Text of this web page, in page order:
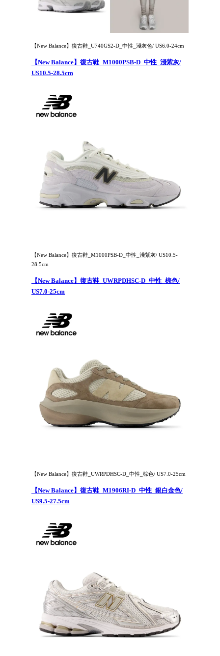
【New Balance】復古鞋_U740GS2-D_中性_淺灰色/ US6.0-24cm
【New Balance】復古鞋_M1000PSB-D_中性_淺紫灰/
US10.5-28.5cm
【New Balance】復古鞋_M1000PSB-D_中性_淺紫灰/ US10.5-
28.5cm
【New Balance】復古鞋_UWRPDHSC-D_中性_棕色/
US7.0-25cm
【New Balance】復古鞋_UWRPDHSC-D_中性_棕色/ US7.0-25cm
【New Balance】復古鞋_M1906RI-D_中性_銀白金色/
US9.5-27.5cm